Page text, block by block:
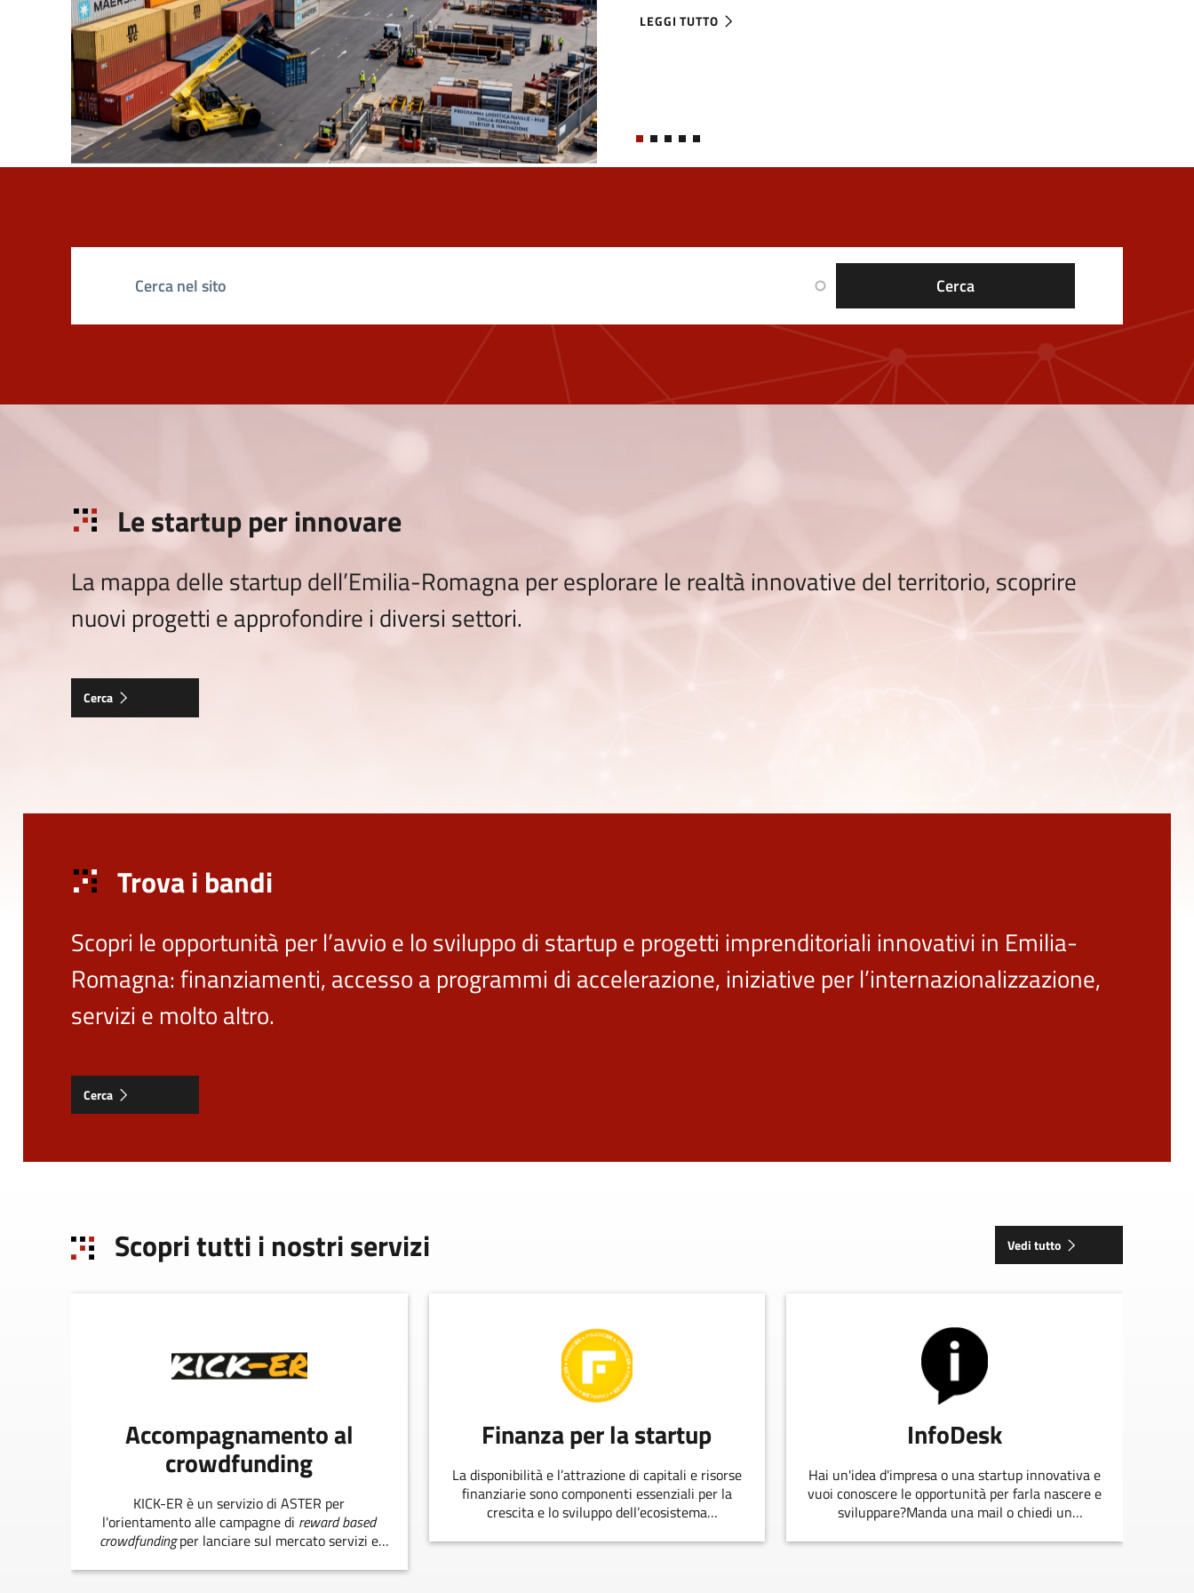
LEGGI TUTTO
ABOUT MARITIME VENTURES FOUNDERS PROGRAM
Ricerca sul sito
Le startup per innovare
La mappa delle startup dell’Emilia-Romagna per esplorare le realtà innovative del territorio, scoprire
nuovi progetti e approfondire i diversi settori.
Cerca
Trova i bandi
Scopri le opportunità per l’avvio e lo sviluppo di startup e progetti imprenditoriali innovativi in Emilia-
Romagna: finanziamenti, accesso a programmi di accelerazione, iniziative per l’internazionalizzazione,
servizi e molto altro.
Cerca
Scopri tutti i nostri servizi Vedi tutto
Accompagnamento al
crowdfunding
KICK-ER è un servizio di ASTER per
l'orientamento alle campagne di reward based
crowdfundingper lanciare sul mercato servizi e
Finanza per la startup
La disponibilità e l’attrazione di capitali e risorse
finanziarie sono componenti essenziali per la
crescita e lo sviluppo dell’ecosistema
InfoDesk
Hai un'idea d'impresa o una startup innovativa e
vuoi conoscere le opportunità per farla nascere e
sviluppare?Manda una mail o chiedi un
EmiliaRomagnaStartUp.